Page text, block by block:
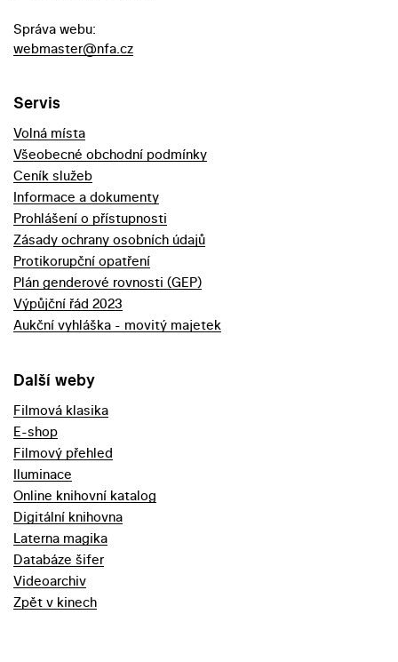
Správa webu:
webmaster@nfa.cz
Servis
Volná místa
Všeobecné obchodní podmínky
Ceník služeb
Informace a dokumenty
Prohlášení o přístupnosti
Zásady ochrany osobních údajů
Protikorupční opatření
Plán genderové rovnosti (GEP)
Výpůjční řád 2023
Aukční vyhláška - movitý majetek
Další weby
Filmová klasika
E-shop
Filmový přehled
Iluminace
Online knihovní katalog
Digitální knihovna
Laterna magika
Databáze šifer
Videoarchiv
Zpět v kinech